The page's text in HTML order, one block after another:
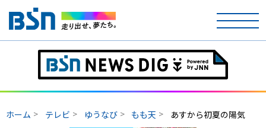
テレビ
ホーム テレビ ゆうなび もも天 あすから初夏の陽気